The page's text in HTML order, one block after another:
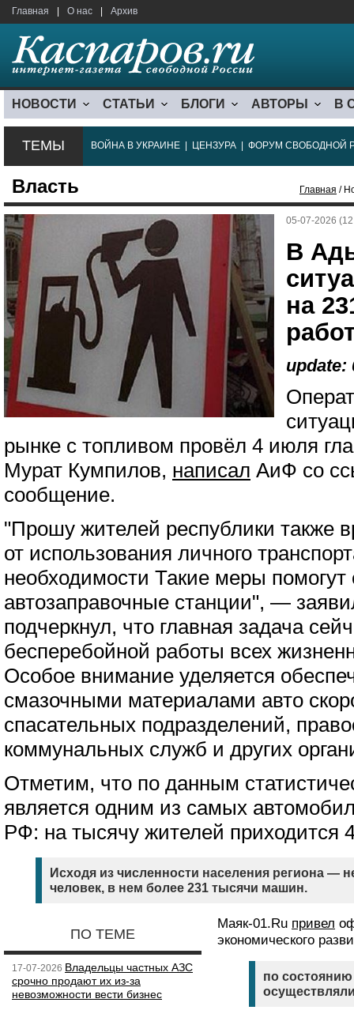
Главная О нас Архив
НОВОСТИ СТАТЬИ БЛОГИ АВТОРЫ В
ТЕМЫ ВОЙНА В УКРАИНЕ ЦЕНЗУРА ФОРУМ СВОБОДНОЙ
Власть Главная /
05-07-2026
В
на
update:
рынке с топливом провёл 4 июля
Мурат Кумпилов, написал АиФ со
сообщение.
"Прошу жителей республики также
от использования личного
необходимости Такие меры помогут
автозаправочные станции", —
подчеркнул, что главная задача
бесперебойной работы всех
Особое внимание уделяется
смазочными материалами авто
спасательных подразделений,
коммунальных служб и других
Отметим, что по данным
является одним из самых
РФ: на тысячу жителей приходится
Исходя из численности населения региона —
человек, в нем более 231 тысячи машин.
ПО ТЕМЕ
17-07-2026 Владельцы частных АЗС
срочно продают их из-за
невозможности вести бизнес
Маяк-01.Ru привел
экономического
по